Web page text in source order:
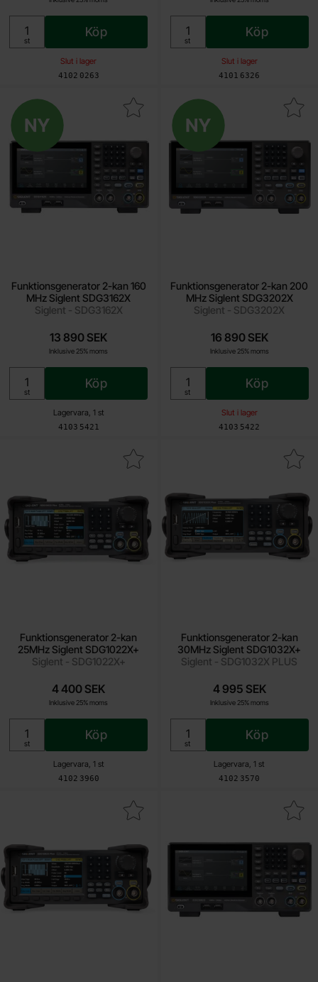
Art. nr
4102 0263
Slut i lager
Enhet:
st
Köp
Art. nr
4101 6326
Slut i lager
Enhet:
st
Köp
Ny
Funktionsgenerator 2-kan 160
MHz Siglent SDG3162X
Siglent - SDG3162X
Art. nr
4103 5421
Lagervara, 1 st
13 890 SEK
Inklusive 25% moms
Enhet:
st
Köp
2-kan 160 MHz Siglent SDG3162X som favorit
Ny
Funktionsgenerator 2-kan 200
MHz Siglent SDG3202X
Siglent - SDG3202X
Art. nr
4103 5422
Slut i lager
16 890 SEK
Inklusive 25% moms
Enhet:
st
Köp
Makera funktionsgenerator 2-kan 200
Funktionsgenerator 2-kan
25MHz Siglent SDG1022X+
Siglent - SDG1022X+
Art. nr
4102 3960
Lagervara, 1 st
4 400 SEK
Inklusive 25% moms
Enhet:
st
Köp
2-kan 25MHz Siglent SDG1022X+ som favorit
Funktionsgenerator 2-kan
30MHz Siglent SDG1032X+
Siglent - SDG1032X PLUS
Art. nr
4102 3570
Lagervara, 1 st
4 995 SEK
Inklusive 25% moms
Enhet:
st
Köp
Makera funktionsgenerator 2-kan
2-kan 60MHz Siglent SDG1062X+ som favorit
Makera funktionsgenerator 2-kan